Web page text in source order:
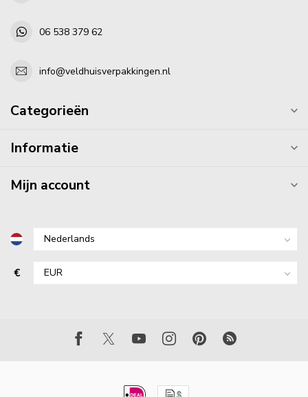
06 538 379 62
info@veldhuisverpakkingen.nl
Categorieën
Informatie
Mijn account
€